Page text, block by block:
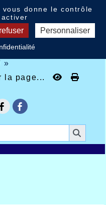
»
la page...
donne le contrôle
Personnaliser